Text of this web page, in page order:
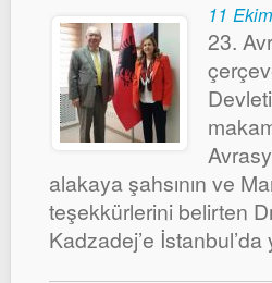
11
23.
alakaya şahsının ve
teşekkürlerini belirten
Kadzadej’e